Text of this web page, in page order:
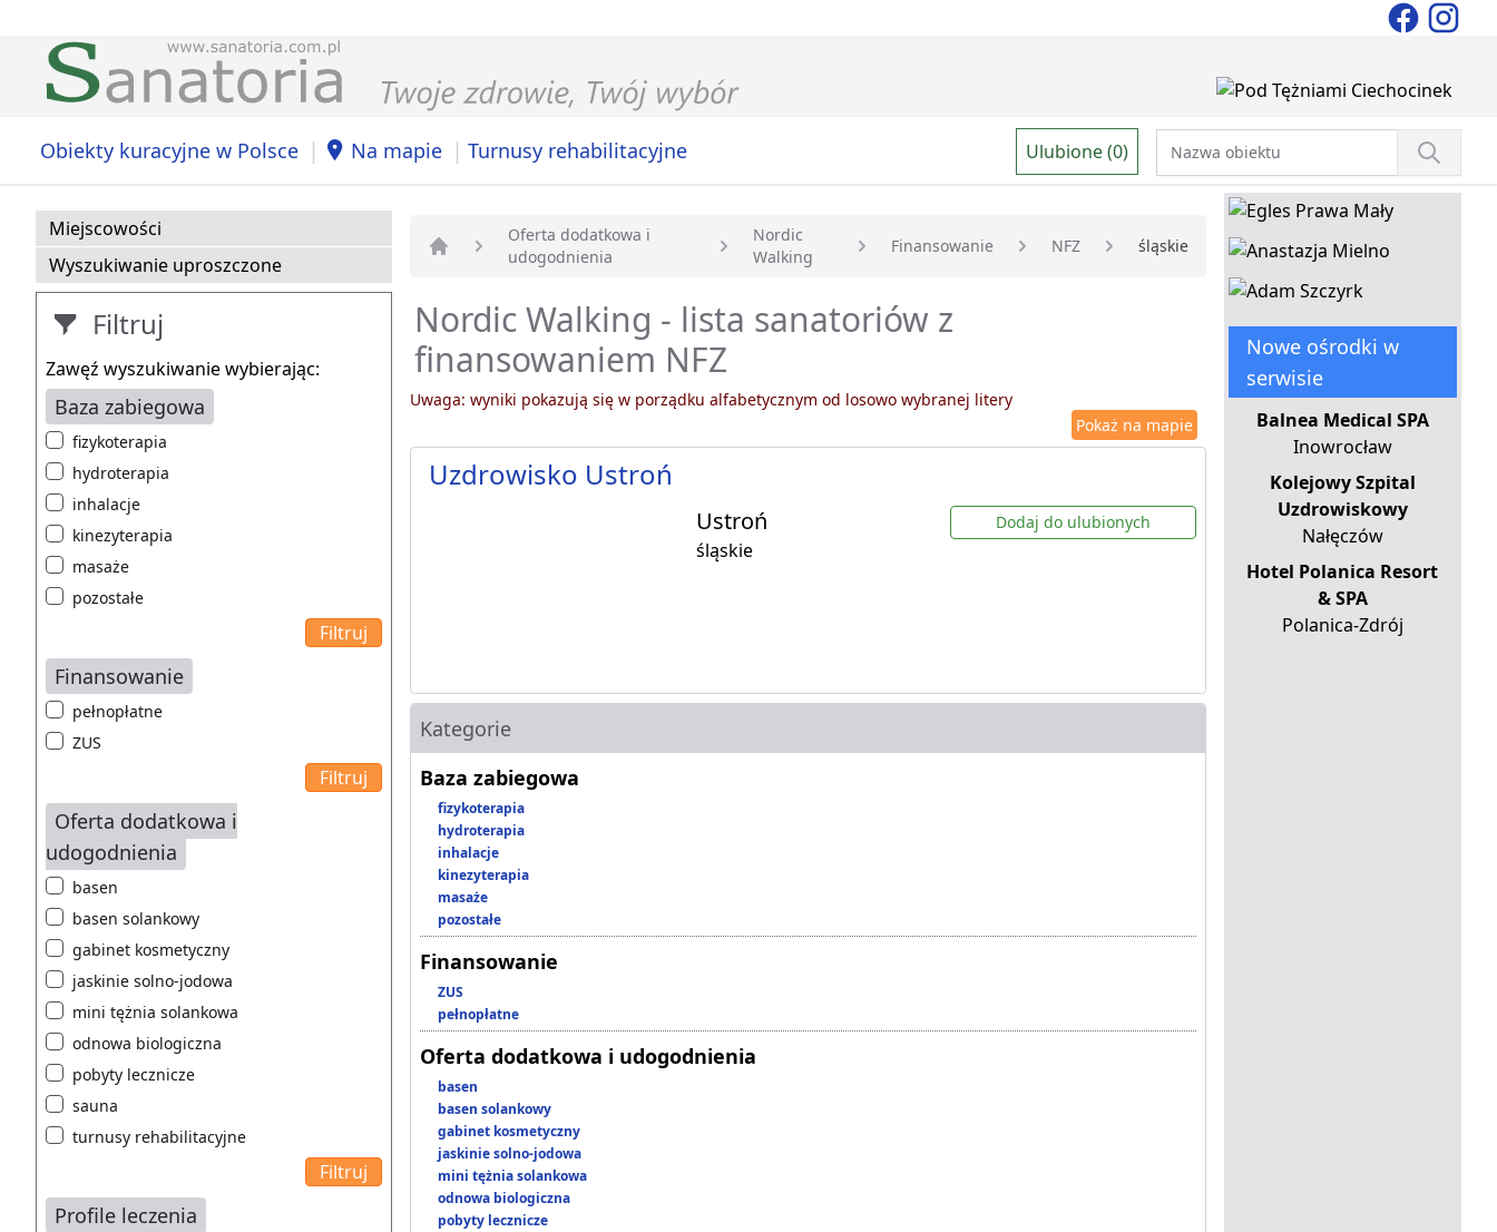
Obiekty kuracyjne w Polsce | Na mapie | Turnusy rehabilitacyjne Ulubione (0)
Miejscowości
Wyszukiwanie uproszczone
Filtruj
Zawęź wyszukiwanie wybierając:
Baza zabiegowa
fizykoterapia
hydroterapia
inhalacje
kinezyterapia
masaże
pozostałe
Finansowanie
pełnopłatne
ZUS
Oferta dodatkowa i
udogodnienia
basen
basen solankowy
gabinet kosmetyczny
jaskinie solno-jodowa
mini tężnia solankowa
odnowa biologiczna
pobyty lecznicze
sauna
turnusy rehabilitacyjne
Profile leczenia
Strona główna
Oferta dodatkowa i
udogodnienia
Nordic
Walking
Finansowanie NFZ śląskie
Nordic Walking - lista sanatoriów z
finansowaniem NFZ
Uwaga: wyniki pokazują się w porządku alfabetycznym od losowo wybranej litery
Pokaż na mapie
Uzdrowisko Ustroń
Ustroń
śląskie
Dodaj do ulubionych
Kategorie
Baza zabiegowa
fizykoterapia
hydroterapia
inhalacje
kinezyterapia
masaże
pozostałe
Finansowanie
ZUS
pełnopłatne
Oferta dodatkowa i udogodnienia
basen
basen solankowy
gabinet kosmetyczny
jaskinie solno-jodowa
mini tężnia solankowa
odnowa biologiczna
pobyty lecznicze
Nowe ośrodki w
serwisie
Balnea Medical SPA
Inowrocław
Kolejowy Szpital
Uzdrowiskowy
Nałęczów
Hotel Polanica Resort
& SPA
Polanica-Zdrój